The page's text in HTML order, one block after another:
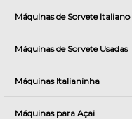
Máquinas de Sorvete Italiano
Máquinas de Sorvete Usadas
Máquinas Italianinha
Máquinas para Açai